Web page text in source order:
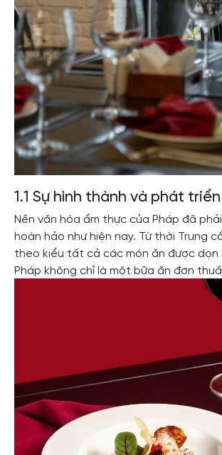
1.1 Sự hình thành và phát
Nền văn hóa ẩm thực của Pháp đã
hoàn hảo như hiện nay. Từ thời Trung
theo kiểu tất cả các món ăn được
Pháp không chỉ là một bữa ăn đơn